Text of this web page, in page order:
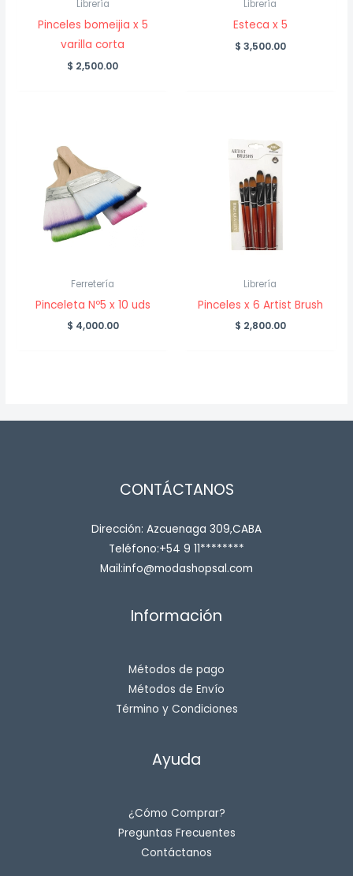
Librería
Pinceles bomeijia x 5
varilla corta
$ 2,500.00
Librería
Esteca x 5
$ 3,500.00
Ferretería
Pinceleta Nº5 x 10 uds
$ 4,000.00
Librería
Pinceles x 6 Artist Brush
$ 2,800.00
CONTÁCTANOS
Dirección: Azcuenaga 309,CABA
Teléfono:+54 9 11********
Mail:info@modashopsal.com
Información
Métodos de pago
Métodos de Envío
Término y Condiciones
Ayuda
¿Cómo Comprar?
Preguntas Frecuentes
Contáctanos